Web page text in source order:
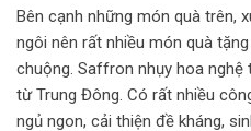
Bên cạnh những món quà trên,
ngôi nên rất nhiều món quà
chuộng. Saffron nhụy hoa
từ Trung Đông. Có rất nhiều
ngủ ngon, cải thiện đề kháng,